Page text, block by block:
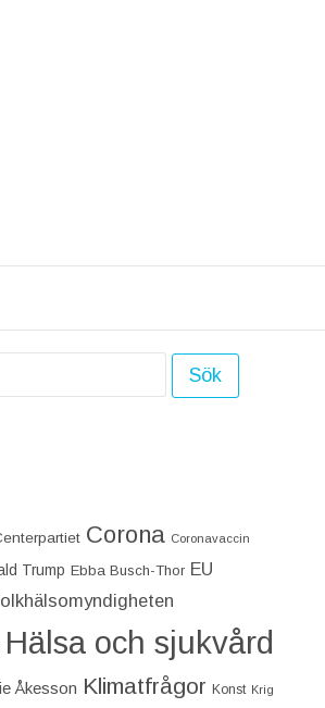
Corona Coronavaccin
Trump Ebba Busch-Thor EU
Hälsa och sjukvård
Åkesson Klimatfrågor Konst Krig